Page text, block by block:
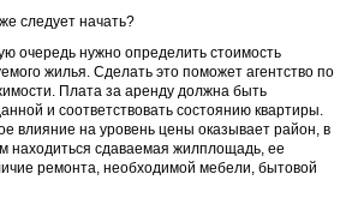
следует начать?
очередь нужно определить стоимость
жилья. Сделать это поможет агентство по
Плата за аренду должна быть
и соответствовать состоянию квартиры.
влияние на уровень цены оказывает район, в
находиться сдаваемая жилплощадь, ее
ремонта, необходимой мебели, бытовой